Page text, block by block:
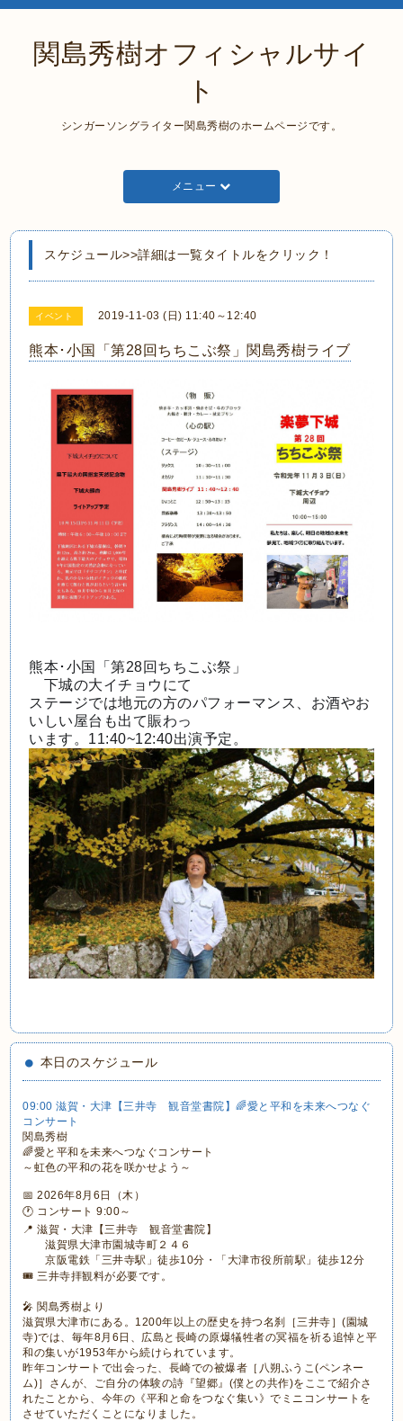
関島秀樹オフィシャルサイ
ト
シンガーソングライター関島秀樹のホームページです。
メニュー
スケジュール>>詳細は一覧タイトルをクリック！
イベント 2019-11-03 (日) 11:40～12:40
熊本･小国「第28回ちちこぶ祭」関島秀樹ライブ
熊本･小国「第28回ちちこぶ祭」
下城の大イチョウにて
ステージでは地元の方のパフォーマンス、お酒やお
いしい屋台も出て賑わっ
います。11:40~12:40出演予定。
本日のスケジュール
09:00 滋賀・大津【三井寺 観音堂書院】🌈愛と平和を未来へつなぐ
コンサート
関島秀樹
🌈愛と平和を未来へつなぐコンサート
～虹色の平和の花を咲かせよう～
📅 2026年8月6日（木）
🕐 コンサート 9:00～
📍 滋賀・大津【三井寺 観音堂書院】
滋賀県大津市園城寺町２４６
京阪電鉄「三井寺駅」徒歩10分・「大津市役所前駅」徒歩12分
🎟 三井寺拝観料が必要です。
🎤 関島秀樹より
滋賀県大津市にある。1200年以上の歴史を持つ名刹［三井寺］(園城
寺)では、毎年8月6日、広島と長崎の原爆犠牲者の冥福を祈る追悼と平
和の集いが1953年から続けられています。
昨年コンサートで出会った、長崎での被爆者［八朔ふうこ(ペンネー
ム)］さんが、ご自分の体験の詩『望郷』(僕との共作)をここで紹介さ
れたことから、今年の《平和と命をつなぐ集い》でミニコンサートを
させていただくことになりました。